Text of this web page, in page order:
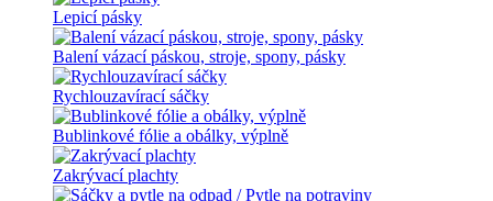
Lepicí pásky
Balení vázací páskou, stroje, spony, pásky
Rychlouzavírací sáčky
Bublinkové fólie a obálky, výplně
Zakrývací plachty